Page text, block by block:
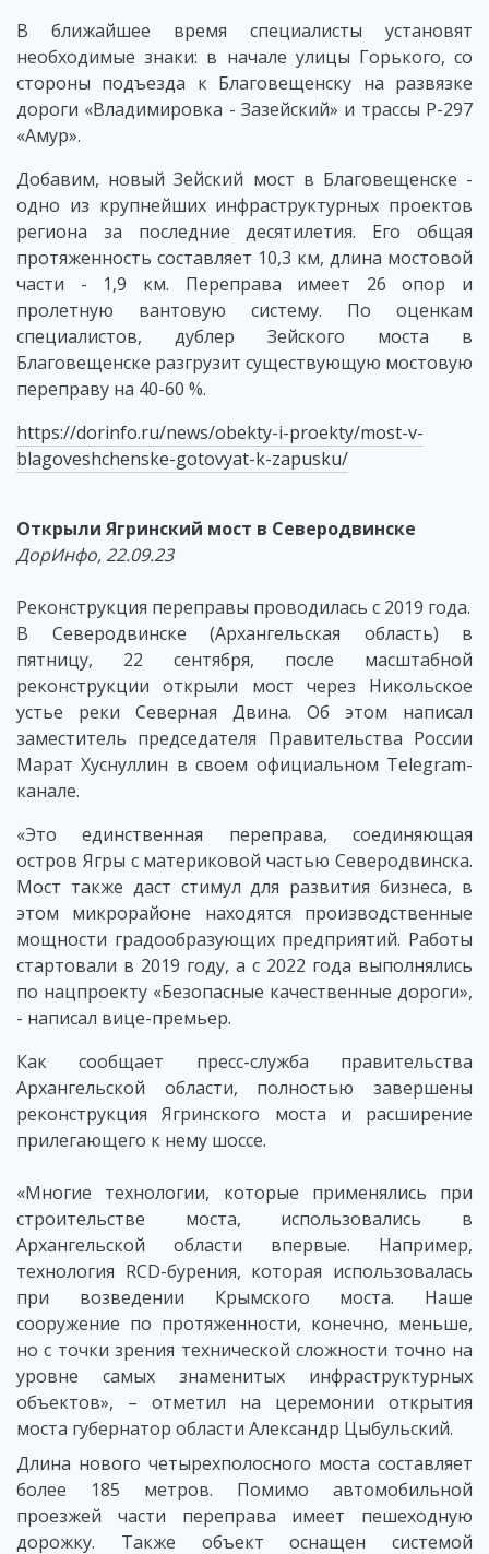
В ближайшее время специалисты установят
необходимые знаки: в начале улицы Горького, со
стороны подъезда к Благовещенску на развязке
дороги «Владимировка - Зазейский» и трассы Р-297
«Амур».
Добавим, новый Зейский мост в Благовещенске -
одно из крупнейших инфраструктурных проектов
региона за последние десятилетия. Его общая
протяженность составляет 10,3 км, длина мостовой
части - 1,9 км. Переправа имеет 26 опор и
пролетную вантовую систему. По оценкам
специалистов, дублер Зейского моста в
Благовещенске разгрузит существующую мостовую
переправу на 40-60 %.
https://dorinfo.ru/news/obekty-i-proekty/most-v-
blagoveshchenske-gotovyat-k-zapusku/
Открыли Ягринский мост в Северодвинске
ДорИнфо, 22.09.23
Реконструкция переправы проводилась с 2019 года.
В Северодвинске (Архангельская область) в
пятницу, 22 сентября, после масштабной
реконструкции открыли мост через Никольское
устье реки Северная Двина. Об этом написал
заместитель председателя Правительства России
Марат Хуснуллин в своем официальном Telegram-
канале.
«Это единственная переправа, соединяющая
остров Ягры с материковой частью Северодвинска.
Мост также даст стимул для развития бизнеса, в
этом микрорайоне находятся производственные
мощности градообразующих предприятий. Работы
стартовали в 2019 году, а с 2022 года выполнялись
по нацпроекту «Безопасные качественные дороги»,
- написал вице-премьер.
Как сообщает пресс-служба правительства
Архангельской области, полностью завершены
реконструкция Ягринского моста и расширение
прилегающего к нему шоссе.
«Многие технологии, которые применялись при
строительстве моста, использовались в
Архангельской области впервые. Например,
технология RCD-бурения, которая использовалась
при возведении Крымского моста. Наше
сооружение по протяженности, конечно, меньше,
но с точки зрения технической сложности точно на
уровне самых знаменитых инфраструктурных
объектов», – отметил на церемонии открытия
моста губернатор области Александр Цыбульский.
Длина нового четырехполосного моста составляет
более 185 метров. Помимо автомобильной
проезжей части переправа имеет пешеходную
дорожку. Также объект оснащен системой